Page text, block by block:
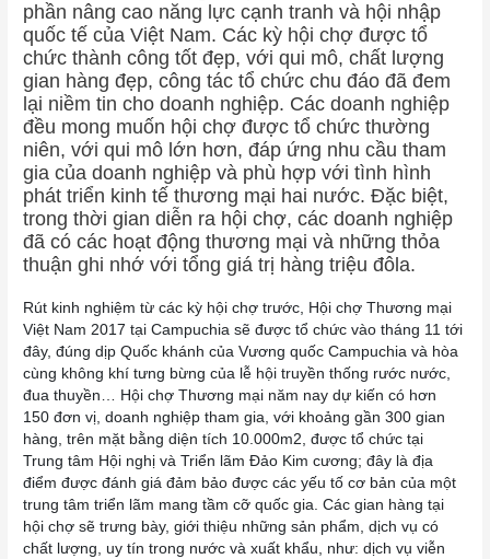
phần nâng cao năng lực cạnh tranh và hội nhập
quốc tế của Việt Nam. Các kỳ hội chợ được tổ
chức thành công tốt đẹp, với qui mô, chất lượng
gian hàng đẹp, công tác tổ chức chu đáo đã đem
lại niềm tin cho doanh nghiệp. Các doanh nghiệp
đều mong muốn hội chợ được tổ chức thường
niên, với qui mô lớn hơn, đáp ứng nhu cầu tham
gia của doanh nghiệp và phù hợp với tình hình
phát triển kinh tế thương mại hai nước. Đặc biệt,
trong thời gian diễn ra hội chợ, các doanh nghiệp
đã có các hoạt động thương mại và những thỏa
thuận ghi nhớ với tổng giá trị hàng triệu đôla.
Rút kinh nghiệm từ các kỳ hội chợ trước, Hội chợ Thương mại
Việt Nam 2017 tại Campuchia sẽ được tổ chức vào tháng 11 tới
đây, đúng dịp Quốc khánh của Vương quốc Campuchia và hòa
cùng không khí tưng bừng của lễ hội truyền thống rước nước,
đua thuyền… Hội chợ Thương mại năm nay dự kiến có hơn
150 đơn vị, doanh nghiệp tham gia, với khoảng gần 300 gian
hàng, trên mặt bằng diện tích 10.000m2, được tổ chức tại
Trung tâm Hội nghị và Triển lãm Đảo Kim cương; đây là địa
điểm được đánh giá đảm bảo được các yếu tố cơ bản của một
trung tâm triển lãm mang tầm cỡ quốc gia. Các gian hàng tại
hội chợ sẽ trưng bày, giới thiệu những sản phẩm, dịch vụ có
chất lượng, uy tín trong nước và xuất khẩu, như: dịch vụ viễn